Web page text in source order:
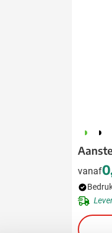
907 040
vanaf